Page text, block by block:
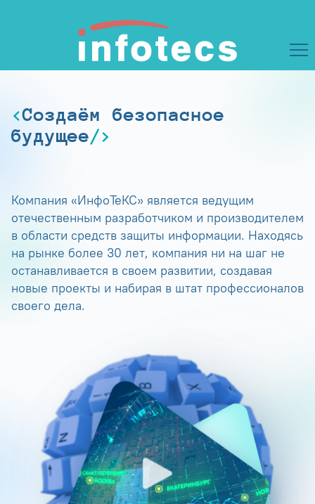
Создаём безопасное
будущее
Компания «ИнфоТеКС» является ведущим
отечественным разработчиком и производителем
в области средств защиты информации. Находясь
на рынке более 30 лет, компания ни на шаг не
останавливается в своем развитии, создавая
новые проекты и набирая в штат профессионалов
своего дела.